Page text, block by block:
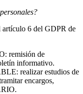
artículo 6 del GDPR de
remisión de
informativo.
realizar estudios de
encargos,